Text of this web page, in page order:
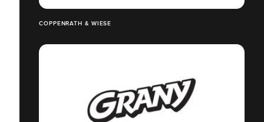
COPPENRATH & WIESE